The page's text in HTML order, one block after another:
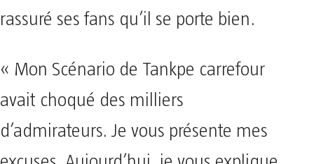
rassuré ses fans qu’il se porte bien.
« Mon Scénario de Tankpe carrefour
avait choqué des milliers
d’admirateurs. Je vous présente mes